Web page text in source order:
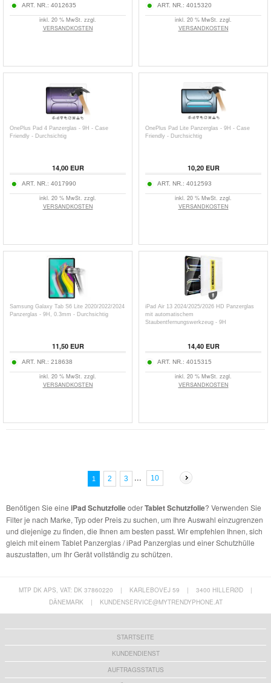
ART. NR.: 4012635
inkl. 20 % MwSt. zzgl.
VERSANDKOSTEN
ART. NR.: 4015320
inkl. 20 % MwSt. zzgl.
VERSANDKOSTEN
OnePlus Pad 4 Panzerglas - 9H - Case
Friendly - Durchsichtig
14,00EUR
ART. NR.: 4017990
inkl. 20 % MwSt. zzgl.
VERSANDKOSTEN
OnePlus Pad Lite Panzerglas - 9H - Case
Friendly - Durchsichtig
10,20EUR
ART. NR.: 4012593
inkl. 20 % MwSt. zzgl.
VERSANDKOSTEN
Samsung Galaxy Tab S6 Lite 2020/2022/2024
Panzerglas - 9H, 0.3mm - Durchsichtig
11,50EUR
ART. NR.: 218638
inkl. 20 % MwSt. zzgl.
VERSANDKOSTEN
iPad Air 13 2024/2025/2026 HD Panzerglas
mit automatischem
Staubentfernungswerkzeug - 9H
14,40EUR
ART. NR.: 4015315
inkl. 20 % MwSt. zzgl.
VERSANDKOSTEN
1 2 3 ... 10
Benötigen Sie eine iPad SchutzfolieoderTablet Schutzfolie? Verwenden Sie
Filter je nach Marke, Typ oder Preis zu suchen, um Ihre Auswahl einzugrenzen
und diejenige zu finden, die Ihnen am besten passt. Wir empfehlen Ihnen, sich
gleich mit einem Tablet Panzerglas / iPad Panzerglas und einer Schutzhülle
auszustatten, um Ihr Gerät vollständig zu schützen.
MTP DK APS, VAT: DK 37860220 | KARLEBOVEJ 59 | 3400 HILLERØD
|
DÄNEMARK
| KUNDENSERVICE@MYTRENDYPHONE.AT
STARTSEITE
KUNDENDIENST
AUFTRAGSSTATUS